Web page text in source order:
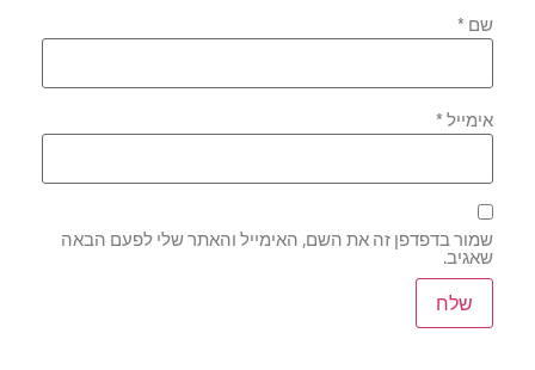
שם*
אימייל*
שמור בדפדפן זה את השם, האימייל והאתר שלי לפעם הבאה
שאגיב.